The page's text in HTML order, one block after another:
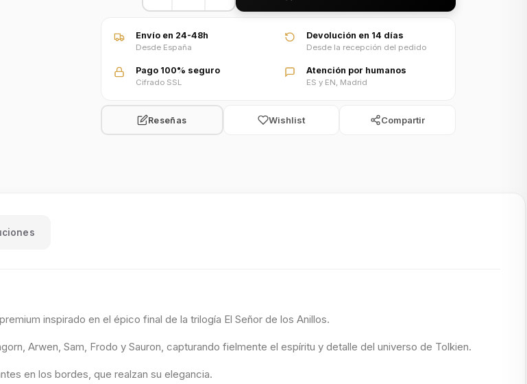
Envío en 24-48h
Desde España
Devolución en 14 días
Desde la recepción del pedido
Pago 100% seguro
Cifrado SSL
Atención por humanos
ES y EN, Madrid
Reseñas Wishlist Compartir
inspirado en el épico final de la trilogía El Señor de los Anillos.
Arwen, Sam, Frodo y Sauron, capturando fielmente el espíritu y detalle del universo de Tolkien.
en los bordes, que realzan su elegancia.